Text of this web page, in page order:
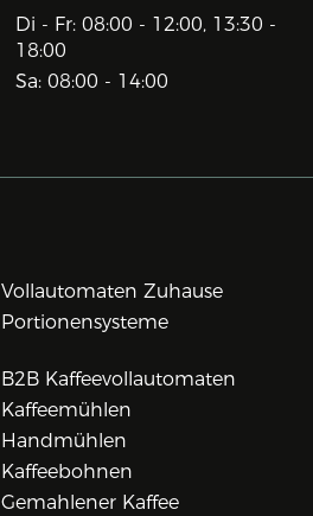
Di - Fr: 08:00 - 12:00, 13:30 -
18:00
Sa: 08:00 - 14:00
Vollautomaten Zuhause
Portionensysteme
B2B Kaffeevollautomaten
Kaffeemühlen
Handmühlen
Kaffeebohnen
Gemahlener Kaffee